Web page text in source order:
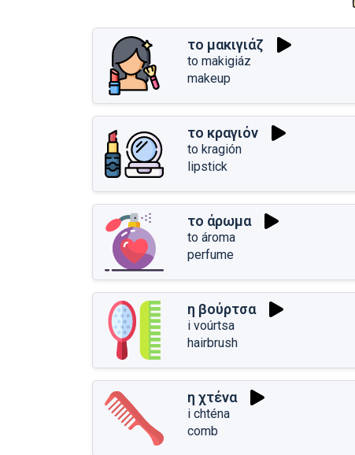
το μακιγιάζ
to makigiáz
makeup
το κραγιόν
to kragión
lipstick
το άρωμα
to ároma
perfume
η βούρτσα
i voúrtsa
hairbrush
η χτένα
i chténa
comb